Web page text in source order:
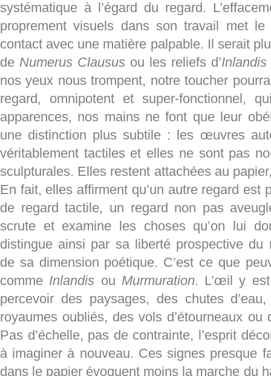
systématique à l’égard du regard.
proprement visuels dans son travail met le
contact avec une matière palpable. Il serait
de Numerus Clausus ou les reliefs d’Inlandis
nos yeux nous trompent, notre toucher
regard, omnipotent et super-fonctionnel,
apparences, nos mains ne font que leur
une distinction plus subtile : les œuvres
véritablement tactiles et elles ne sont pas
sculpturales. Elles restent attachées au
En fait, elles affirment qu’un autre regard est
de regard tactile, un regard non pas
scrute et examine les choses qu’on lui
distingue ainsi par sa liberté prospective du
de sa dimension poétique. C’est ce que
comme Inlandis ou Murmuration. L’œil y est
percevoir des paysages, des chutes
royaumes oubliés, des vols d’étourneaux
Pas d’échelle, pas de contrainte, l’esprit
à imaginer à nouveau. Ces signes presque
dans le papier évoquent moins la marche du